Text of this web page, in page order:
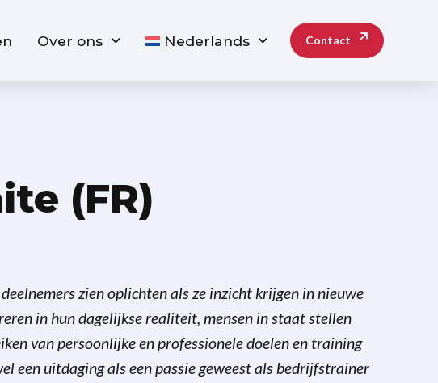
Over ons Nederlands Contact
(FR)
zien oplichten als ze inzicht krijgen in nieuwe
in hun dagelijkse realiteit, mensen in staat stellen
van persoonlijke en professionele doelen en training
een uitdaging als een passie geweest als bedrijfstrainer